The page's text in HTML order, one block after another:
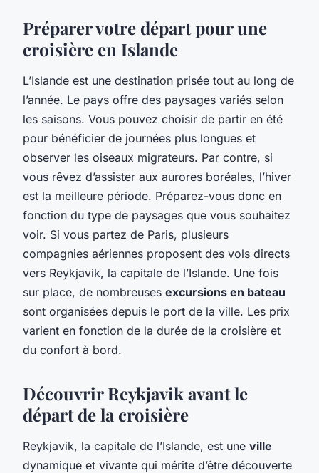
Préparer votre départ pour une
croisière en Islande
L’Islande est une destination prisée tout au long de
l’année. Le pays offre des paysages variés selon
les saisons. Vous pouvez choisir de partir en été
pour bénéficier de journées plus longues et
observer les oiseaux migrateurs. Par contre, si
vous rêvez d’assister aux aurores boréales, l’hiver
est la meilleure période. Préparez-vous donc en
fonction du type de paysages que vous souhaitez
voir. Si vous partez de Paris, plusieurs
compagnies aériennes proposent des vols directs
vers Reykjavik, la capitale de l’Islande. Une fois
sur place, de nombreuses excursions en bateau
sont organisées depuis le port de la ville. Les prix
varient en fonction de la durée de la croisière et
du confort à bord.
Découvrir Reykjavik avant le
départ de la croisière
Reykjavik, la capitale de l’Islande, est une ville
dynamique et vivante qui mérite d’être découverte